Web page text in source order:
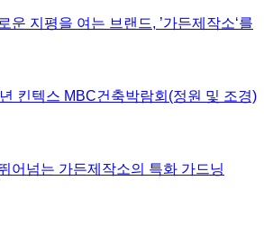
운 지평을 여는 브랜드, ’가든제작소‘를
킨텍스 MBC건축박람회(정원 및 조경)
어넘는 가든제작소의 특화 가드닝